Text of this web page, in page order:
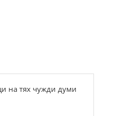
на тях чужди думи